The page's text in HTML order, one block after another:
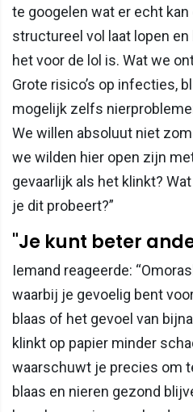
te googelen wat er echt
structureel vol laat lopen
het voor de lol is. Wat we
Grote risico’s op infecties,
mogelijk zelfs
We willen absoluut niet
we wilden hier open zijn
gevaarlijk als het klinkt?
je dit probeert?”
"Je kunt beter
Iemand reageerde:
waarbij je gevoelig bent
blaas of het gevoel van
klinkt op papier minder
waarschuwt je precies om
blaas en nieren gezond